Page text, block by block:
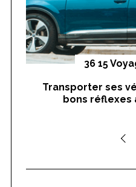
36 15
Transporter ses
bons réflexes